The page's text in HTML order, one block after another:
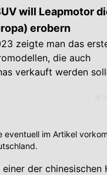
will Leapmotor
erobern
zeigte man das
die auch
verkauft werden
eventuell im Artikel
der chinesischen